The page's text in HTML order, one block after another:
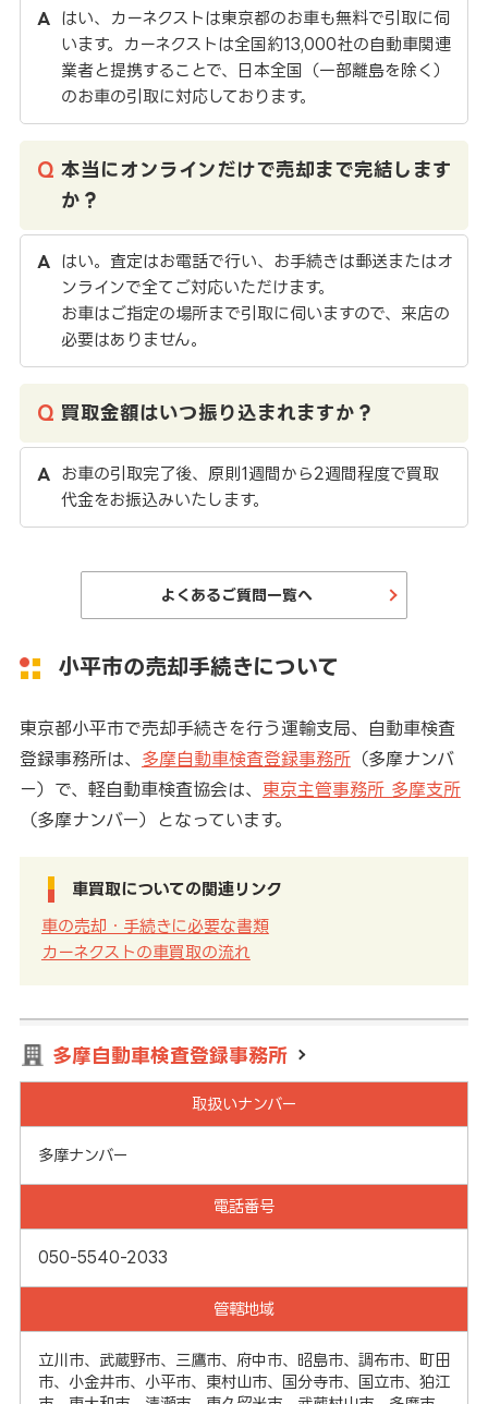
はい、カーネクストは東京都のお車も無料で引取に伺
います。カーネクストは全国約13,000社の自動車関連
業者と提携することで、日本全国（一部離島を除く）
のお車の引取に対応しております。
本当にオンラインだけで売却まで完結します
か？
はい。査定はお電話で行い、お手続きは郵送またはオ
ンラインで全てご対応いただけます。
お車はご指定の場所まで引取に伺いますので、来店の
必要はありません。
買取金額はいつ振り込まれますか？
お車の引取完了後、原則1週間から2週間程度で買取
代金をお振込みいたします。
よくあるご質問一覧へ
小平市の売却手続きについて
東京都小平市で売却手続きを行う運輸支局、自動車検査
登録事務所は、 多摩自動車検査登録事務所（多摩ナンバ
ー）で、軽自動車検査協会は、 東京主管事務所 多摩支所
（多摩ナンバー）となっています。
車買取についての関連リンク
車の売却・手続きに必要な書類
カーネクストの車買取の流れ
多摩自動車検査登録事務所
取扱いナンバー
多摩ナンバー
電話番号
050-5540-2033
管轄地域
立川市、武蔵野市、三鷹市、府中市、昭島市、調布市、町田
市、小金井市、小平市、東村山市、国分寺市、国立市、狛江